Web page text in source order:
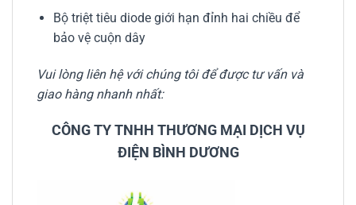
Bộ triệt tiêu diode giới hạn đỉnh hai chiều để
bảo vệ cuộn dây
Vui lòng liên hệ với chúng tôi để được tư vấn và
giao hàng nhanh nhất:
CÔNG TY TNHH THƯƠNG MẠI DỊCH VỤ
ĐIỆN BÌNH DƯƠNG